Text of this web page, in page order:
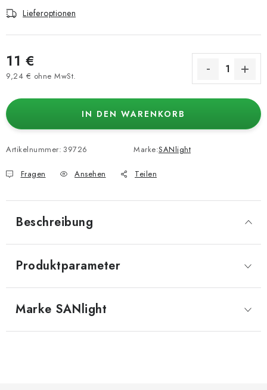
Lieferoptionen
11 €
9,24 € ohne MwSt.
IN DEN WARENKORB
Artikelnummer: 39726 Marke:SANlight
Fragen Ansehen Teilen
Beschreibung
Produktparameter
Marke SANlight